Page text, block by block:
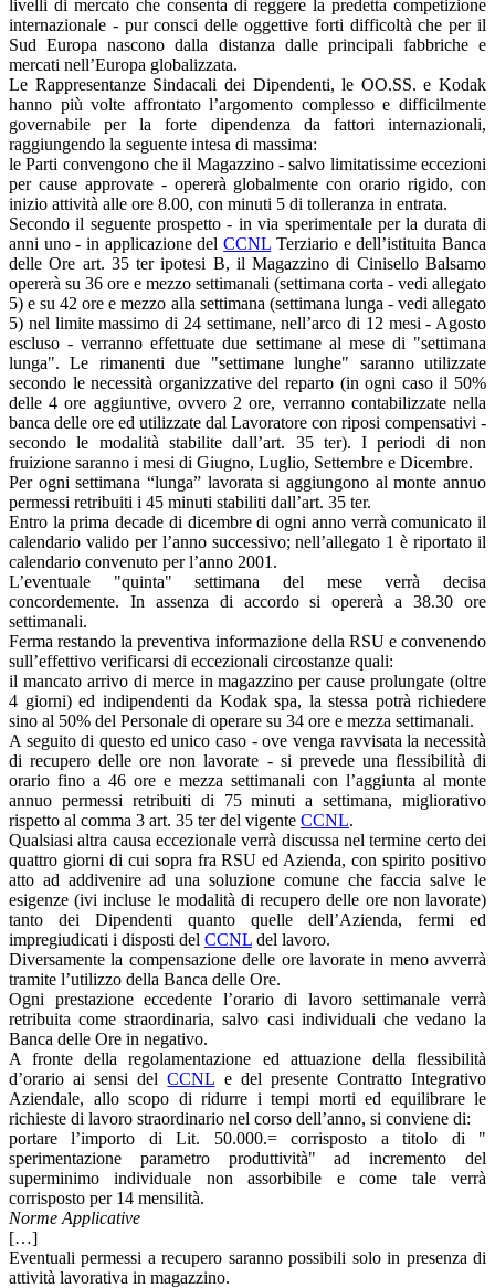
livelli di mercato che consenta di reggere la predetta competizione
internazionale - pur consci delle oggettive forti difficoltà che per il
Sud Europa nascono dalla distanza dalle principali fabbriche e
mercati nell’Europa globalizzata.
Le Rappresentanze Sindacali dei Dipendenti, le OO.SS. e Kodak
hanno più volte affrontato l’argomento complesso e difficilmente
governabile per la forte dipendenza da fattori internazionali,
raggiungendo la seguente intesa di massima:
le Parti convengono che il Magazzino - salvo limitatissime eccezioni
per cause approvate - opererà globalmente con orario rigido, con
inizio attività alle ore 8.00, con minuti 5 di tolleranza in entrata.
Secondo il seguente prospetto - in via sperimentale per la durata di
anni uno - in applicazione delCCNL Terziario e dell’istituita Banca
delle Ore art. 35 ter ipotesi B, il Magazzino di Cinisello Balsamo
opererà su 36 ore e mezzo settimanali (settimana corta - vedi allegato
5) e su 42 ore e mezzo alla settimana (settimana lunga - vedi allegato
5) nel limite massimo di 24 settimane, nell’arco di 12 mesi - Agosto
escluso - verranno effettuate due settimane al mese di "settimana
lunga". Le rimanenti due "settimane lunghe" saranno utilizzate
secondo le necessità organizzative del reparto (in ogni caso il 50%
delle 4 ore aggiuntive, ovvero 2 ore, verranno contabilizzate nella
banca delle ore ed utilizzate dal Lavoratore con riposi compensativi -
secondo le modalità stabilite dall’art. 35 ter). I periodi di non
fruizione saranno i mesi di Giugno, Luglio, Settembre e Dicembre.
Per ogni settimana “lunga” lavorata si aggiungono al monte annuo
permessi retribuiti i 45 minuti stabiliti dall’art. 35 ter.
Entro la prima decade di dicembre di ogni anno verrà comunicato il
calendario valido per l’anno successivo; nell’allegato 1 è riportato il
calendario convenuto per l’anno 2001.
L’eventuale "quinta" settimana del mese verrà decisa
concordemente. In assenza di accordo si opererà a 38.30 ore
settimanali.
Ferma restando la preventiva informazione della RSU e convenendo
sull’effettivo verificarsi di eccezionali circostanze quali:
il mancato arrivo di merce in magazzino per cause prolungate (oltre
4 giorni) ed indipendenti da Kodak spa, la stessa potrà richiedere
sino al 50% del Personale di operare su 34 ore e mezza settimanali.
A seguito di questo ed unico caso - ove venga ravvisata la necessità
di recupero delle ore non lavorate - si prevede una flessibilità di
orario fino a 46 ore e mezza settimanali con l’aggiunta al monte
annuo permessi retribuiti di 75 minuti a settimana, migliorativo
rispetto al comma 3 art. 35 ter del vigente CCNL.
Qualsiasi altra causa eccezionale verrà discussa nel termine certo dei
quattro giorni di cui sopra fra RSU ed Azienda, con spirito positivo
atto ad addivenire ad una soluzione comune che faccia salve le
esigenze (ivi incluse le modalità di recupero delle ore non lavorate)
tanto dei Dipendenti quanto quelle dell’Azienda, fermi ed
impregiudicati i disposti del CCNL del lavoro.
Diversamente la compensazione delle ore lavorate in meno avverrà
tramite l’utilizzo della Banca delle Ore.
Ogni prestazione eccedente l’orario di lavoro settimanale verrà
retribuita come straordinaria, salvo casi individuali che vedano la
Banca delle Ore in negativo.
A fronte della regolamentazione ed attuazione della flessibilità
d’orario ai sensi delCCNL e del presente Contratto Integrativo
Aziendale, allo scopo di ridurre i tempi morti ed equilibrare le
richieste di lavoro straordinario nel corso dell’anno, si conviene di:
portare l’importo di Lit. 50.000.= corrisposto a titolo di "
sperimentazione parametro produttività" ad incremento del
superminimo individuale non assorbibile e come tale verrà
corrisposto per 14 mensilità.
Norme Applicative
[…]
Eventuali permessi a recupero saranno possibili solo in presenza di
attività lavorativa in magazzino.